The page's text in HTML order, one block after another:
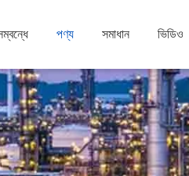
পণ্য সমাধান ভিডিও